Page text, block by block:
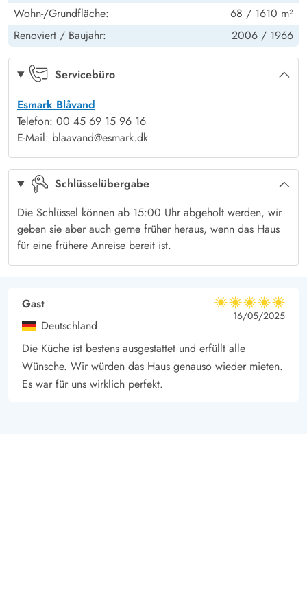
einen gemütlichen Rahmen für euren Urlaub.
Erlebt die Ruhe und den Frieden der umliegenden Natur, die
Vogel und Tiere im Wald und lasst euch von der einzigartigen
Atmosphäre dieses Ferienhauses in Blåvand verzaubern. Ein
euch noch lange begleiten werden.
Wohn-/Grundfläche:
68 / 1610 m²
Renoviert / Baujahr: 2006 / 1966
Servicebüro
Esmark Blåvand
Telefon: 00 45 69 15 96 16
E-Mail: blaavand@esmark.dk
Schlüsselübergabe
Die Schlüssel können ab 15:00 Uhr abgeholt werden, wir
geben sie aber auch gerne früher heraus, wenn das Haus
für eine frühere Anreise bereit ist.
Fußboden: Holzlaminat - Schlafzimmer Ja
Gast
Deutschland
5 von 5
5 von 5
5 out of 5
16/05/2025
Die Küche ist bestens ausgestattet und erfüllt alle
Wünsche. Wir würden das Haus genauso wieder mieten.
Es war für uns wirklich perfekt.